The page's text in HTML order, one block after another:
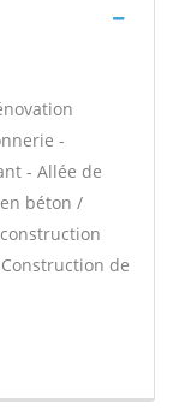
-
- Allée de
béton /
de